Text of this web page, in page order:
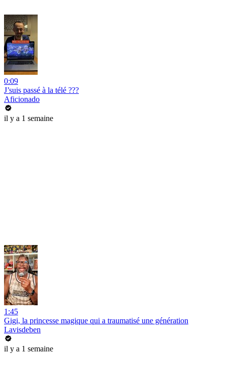
0:09
J’suis passé à la télé ???
Aficionado
il y a 1 semaine
1:45
Gigi, la princesse magique qui a traumatisé une génération
Lavisdeben
il y a 1 semaine